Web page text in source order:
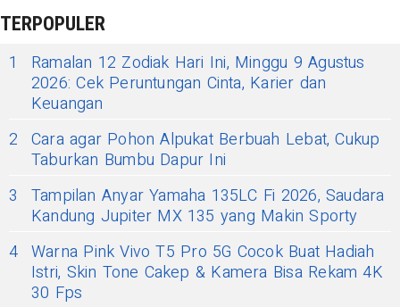
TERPOPULER
1
Ramalan 12 Zodiak Hari Ini, Minggu 9 Agustus
2026: Cek Peruntungan Cinta, Karier dan
Keuangan
2 Cara agar Pohon Alpukat Berbuah Lebat, Cukup
Taburkan Bumbu Dapur Ini
3
Tampilan Anyar Yamaha 135LC Fi 2026, Saudara
Kandung Jupiter MX 135 yang Makin Sporty
4 Warna Pink Vivo T5 Pro 5G Cocok Buat Hadiah
Istri, Skin Tone Cakep & Kamera Bisa Rekam 4K
30 Fps